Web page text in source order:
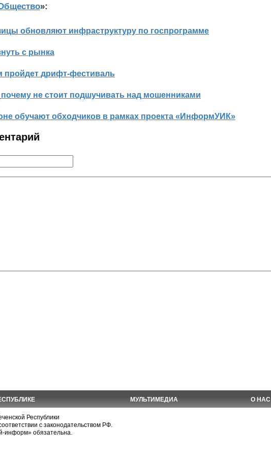
»:
обновляют инфраструктуру по госпрограмме
с рынка
пройдет дрифт-фестиваль
не стоит подшучивать над мошенниками
обучают обходчиков в рамках проекта «ИнформУИК»
МУЛЬТИМЕДИА О НАС
Республики
с законодательством РФ.
информ» обязательна.